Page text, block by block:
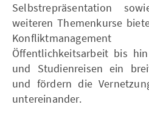
Selbstrepräsentation
weiteren Themenkurse
Öffentlichkeitsarbeit bis
und Studienreisen ein
und fördern die
untereinander.